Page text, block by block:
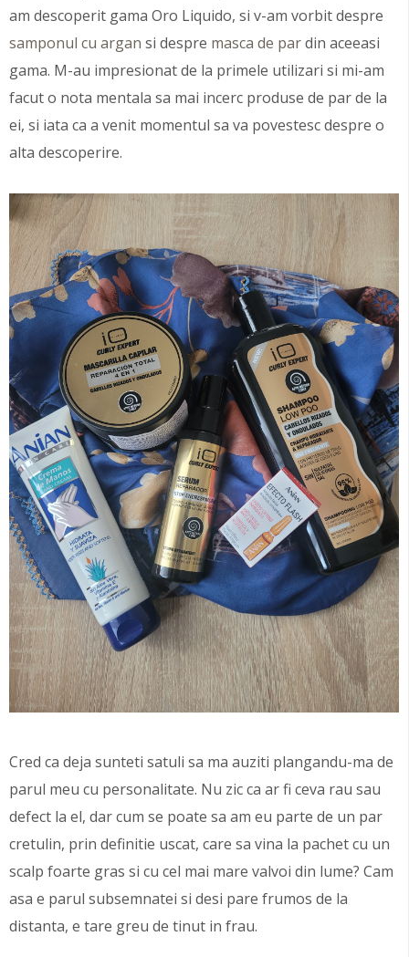
am descoperit gama Oro Liquido, si v-am vorbit despre
samponul cu argan si despre masca de pardin aceeasi
gama. M-au impresionat de la primele utilizari si mi-am
facut o nota mentala sa mai incerc produse de par de la
ei, si iata ca a venit momentul sa va povestesc despre o
alta descoperire.
Cred ca deja sunteti satuli sa ma auziti plangandu-ma de
parul meu cu personalitate. Nu zic ca ar fi ceva rau sau
defect la el, dar cum se poate sa am eu parte de un par
cretulin, prin definitie uscat, care sa vina la pachet cu un
scalp foarte gras si cu cel mai mare valvoi din lume? Cam
asa e parul subsemnatei si desi pare frumos de la
distanta, e tare greu de tinut in frau.